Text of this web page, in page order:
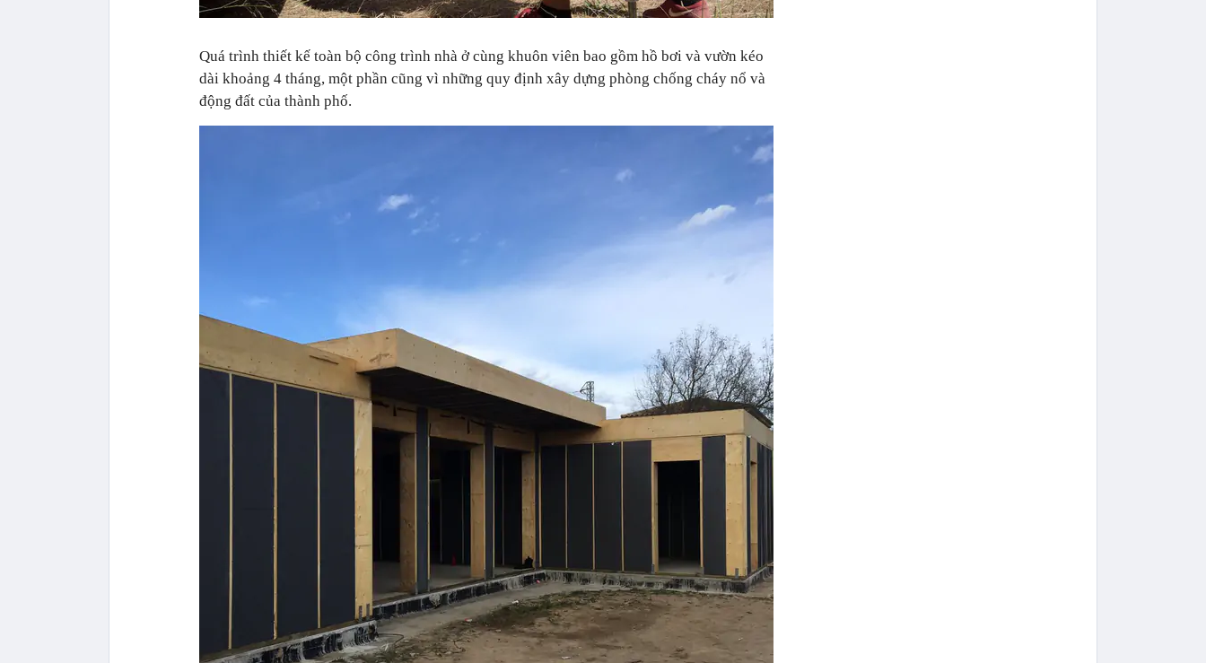
Quá trình thiết kế toàn bộ công trình nhà ở cùng khuôn viên bao gồm hồ bơi và vườn kéo
dài khoảng 4 tháng, một phần cũng vì những quy định xây dựng phòng chống cháy nổ và
động đất của thành phố.